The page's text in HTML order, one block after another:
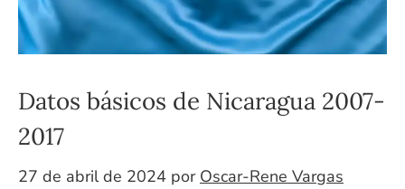
Datos básicos de Nicaragua 2007-
2017
27 de abril de 2024 por Oscar-Rene Vargas